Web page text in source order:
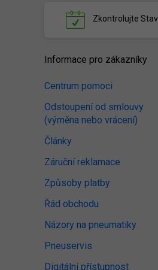
Zkontrolujte
Informace pro zákazníky
Centrum pomoci
Odstoupení od smlouvy
(výměna nebo vrácení)
Články
Záruční reklamace
Způsoby platby
Řád obchodu
Názory na pneumatiky
Pneuservis
Digitální přístupnost